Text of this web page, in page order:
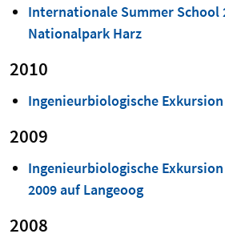
Internationale Summer School
Nationalpark Harz
2010
Ingenieurbiologische
2009
Ingenieurbiologische
2009 auf Langeoog
2008